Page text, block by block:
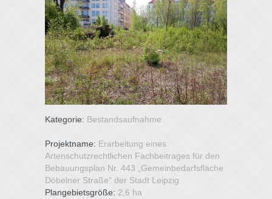
Kategorie: Bestandsaufnahme
Projektname: Erarbeitung eines
Artenschutzrechtlichen Fachbeitrages für den
Bebauungsplan Nr. 443 „Gemeinbedarfsfläche
Döbelner Straße“ der Stadt Leipzig
Plangebietsgröße: 2,6 ha